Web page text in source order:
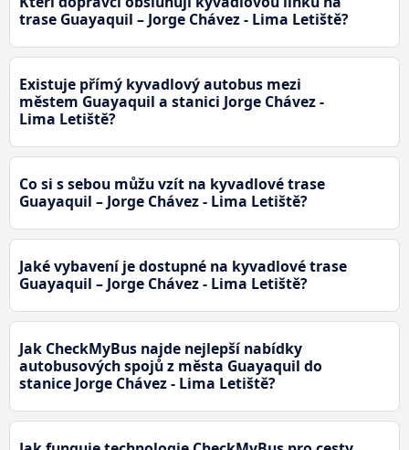
trase Guayaquil – Jorge Chávez - Lima Letiště?
Existuje přímý kyvadlový autobus mezi
městem Guayaquil a stanici Jorge Chávez -
Lima Letiště?
Co si s sebou můžu vzít na kyvadlové trase
Guayaquil – Jorge Chávez - Lima Letiště?
Jaké vybavení je dostupné na kyvadlové trase
Guayaquil – Jorge Chávez - Lima Letiště?
Jak CheckMyBus najde nejlepší nabídky
autobusových spojů z města Guayaquil do
stanice Jorge Chávez - Lima Letiště?